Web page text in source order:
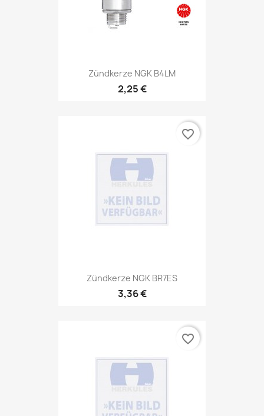
Zündkerze NGK B4LM
2,25 €
Zündkerze NGK BR7ES
3,36 €
favorite_border
favorite_border